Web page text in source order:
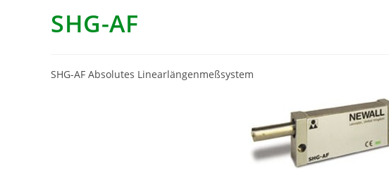
SHG-AF
SHG-AF Absolutes Linearlängenmeßsystem